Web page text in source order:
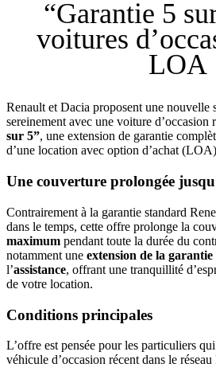
“Garantie 5
voitures
LOA
Renault et Dacia proposent une nouvelle
sereinement avec une voiture d’occasion
sur 5”, une extension de garantie
d’une location avec option d’achat
Une couverture prolongée
Contrairement à la garantie standard
dans le temps, cette offre prolonge la
maximum pendant toute la durée du
notamment une extension de la
l’assistance, offrant une tranquillité
de votre location.
Conditions principales
L’offre est pensée pour les particuliers
véhicule d’occasion récent dans le